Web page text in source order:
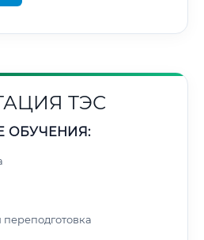
ТЭС
ОБУЧЕНИЯ: